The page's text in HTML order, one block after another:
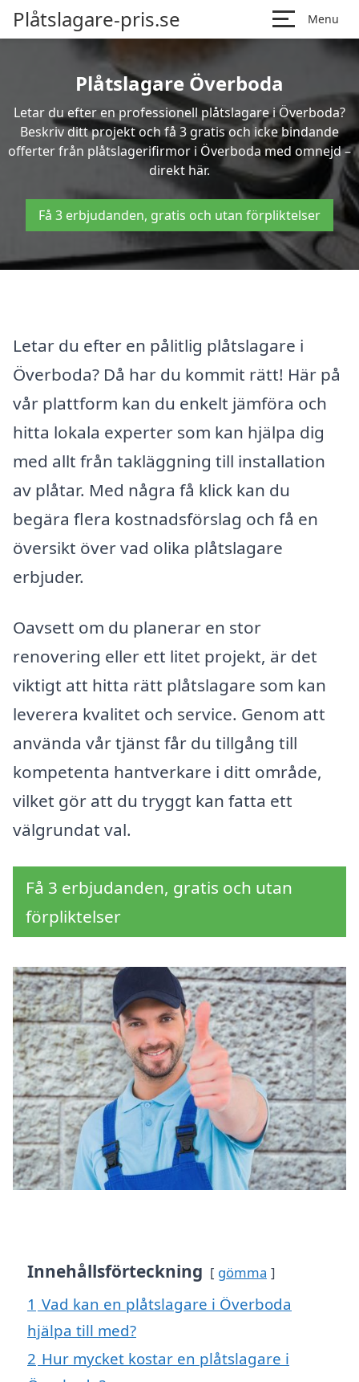
Plåtslagare-pris.se Menu
Plåtslagare Överboda
Letar du efter en professionell plåtslagare i Överboda?
Beskriv ditt projekt och få 3 gratis och icke bindande
offerter från plåtslagerifirmor i Överboda med omnejd –
direkt här.
Få 3 erbjudanden, gratis och utan förpliktelser
Letar du efter en pålitlig plåtslagare i
Överboda? Då har du kommit rätt! Här på
vår plattform kan du enkelt jämföra och
hitta lokala experter som kan hjälpa dig
med allt från takläggning till installation
av plåtar. Med några få klick kan du
begära flera kostnadsförslag och få en
översikt över vad olika plåtslagare
erbjuder.
Oavsett om du planerar en stor
renovering eller ett litet projekt, är det
viktigt att hitta rätt plåtslagare som kan
leverera kvalitet och service. Genom att
använda vår tjänst får du tillgång till
kompetenta hantverkare i ditt område,
vilket gör att du tryggt kan fatta ett
välgrundat val.
Få 3 erbjudanden, gratis och utan
förpliktelser
Innehållsförteckning gömma
1 Vad kan en plåtslagare i Överboda
hjälpa till med?
2 Hur mycket kostar en plåtslagare i